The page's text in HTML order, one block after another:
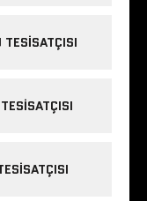
TESISATÇISI